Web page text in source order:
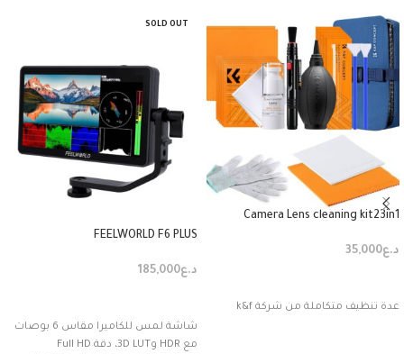
Camera Lens cleaning kit23in1
د.ع35,000
عدة تنظيف متكاملة من شركة k&f
SOLD OUT
FEELWORLD F6 PLUS
د.ع185,000
شاشة لمس للكاميرا مقاس 6 بوصات
مع HDR و3D LUT، دقة Full HD